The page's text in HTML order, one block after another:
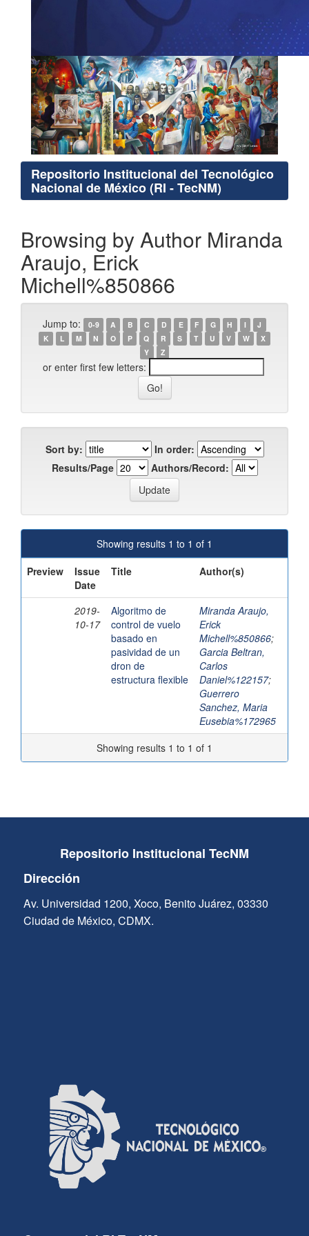
Repositorio Institucional del Tecnológico
Nacional de México (RI - TecNM)
Browsing by Author Miranda
Araujo, Erick
Michell%850866
Jump to: 0-9 A B C D E F G H I
J
K
L M N O P Q R S T U V W
X
Y
Z
or enter first few letters:
Sort by:
In order:
Results/Page
Authors/Record:
Showing results 1 to 1 of 1
Preview
Issue
Date
Title Author(s)
2019-
10-17
Algoritmo de
control de vuelo
basado en
pasividad de un
dron de
estructura flexible
Miranda Araujo,
Erick
Michell%850866;
Garcia Beltran,
Carlos
Daniel%122157;
Guerrero
Sanchez, Maria
Eusebia%172965
Showing results 1 to 1 of 1
Repositorio Institucional TecNM
Dirección
Av. Universidad 1200, Xoco, Benito Juárez, 03330
Ciudad de México, CDMX.